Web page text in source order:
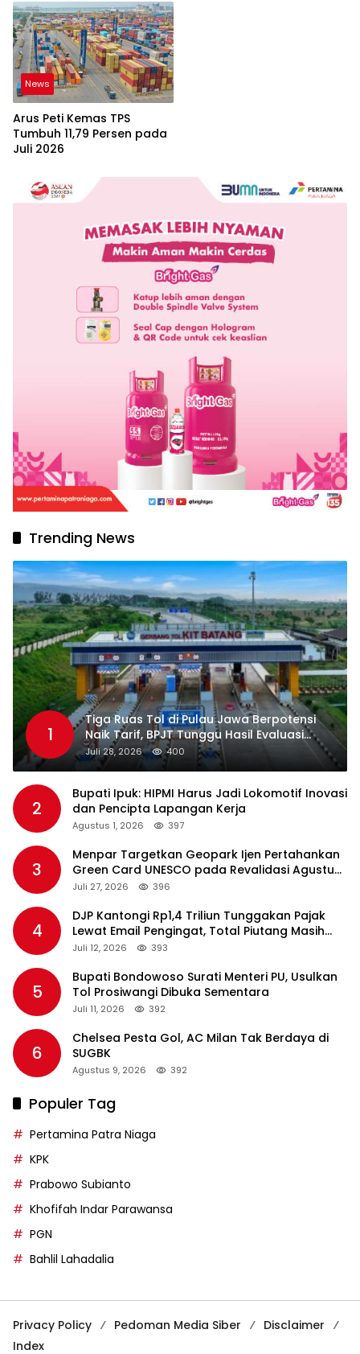
News
Arus Peti Kemas TPS
Tumbuh 11,79 Persen pada
Juli 2026
Trending News
1
Tiga Ruas Tol di Pulau Jawa Berpotensi
Naik Tarif, BPJT Tunggu Hasil Evaluasi
Standar Pelayanan
Juli 28, 2026 400
2
Bupati Ipuk: HIPMI Harus Jadi Lokomotif Inovasi
dan Pencipta Lapangan Kerja
Agustus 1, 2026 397
3
Menpar Targetkan Geopark Ijen Pertahankan
Green Card UNESCO pada Revalidasi Agustus
2026
Juli 27, 2026 396
4
DJP Kantongi Rp1,4 Triliun Tunggakan Pajak
Lewat Email Pengingat, Total Piutang Masih
Rp36 Triliun
Juli 12, 2026 393
5
Bupati Bondowoso Surati Menteri PU, Usulkan
Tol Prosiwangi Dibuka Sementara
Juli 11, 2026 392
6
Chelsea Pesta Gol, AC Milan Tak Berdaya di
SUGBK
Agustus 9, 2026 392
Populer Tag
Pertamina Patra Niaga
KPK
Prabowo Subianto
Khofifah Indar Parawansa
PGN
Bahlil Lahadalia
Privacy Policy Pedoman Media Siber
Disclaimer
Index